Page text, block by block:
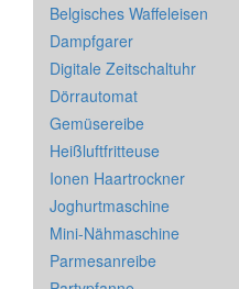
Belgisches Waffeleisen
Dampfgarer
Digitale Zeitschaltuhr
Dörrautomat
Gemüsereibe
Heißluftfritteuse
Ionen Haartrockner
Joghurtmaschine
Mini-Nähmaschine
Parmesanreibe